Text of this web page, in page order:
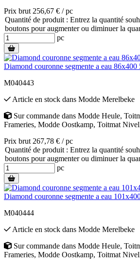
Prix brut 256,67 € / pc
Quantité de produit : Entrez la quantité
boutons pour augmenter ou diminuer la
pc
Diamond couronne segmente a eau
M040443
Article en stock dans Modde Merelbeke
Sur commande dans Modde Heule,
Frameries, Modde Oostkamp, Toitmat
Prix brut 267,78 € / pc
Quantité de produit : Entrez la quantité
boutons pour augmenter ou diminuer la
pc
Diamond couronne segmente a eau
M040444
Article en stock dans Modde Merelbeke
Sur commande dans Modde Heule,
Frameries, Modde Oostkamp, Toitmat